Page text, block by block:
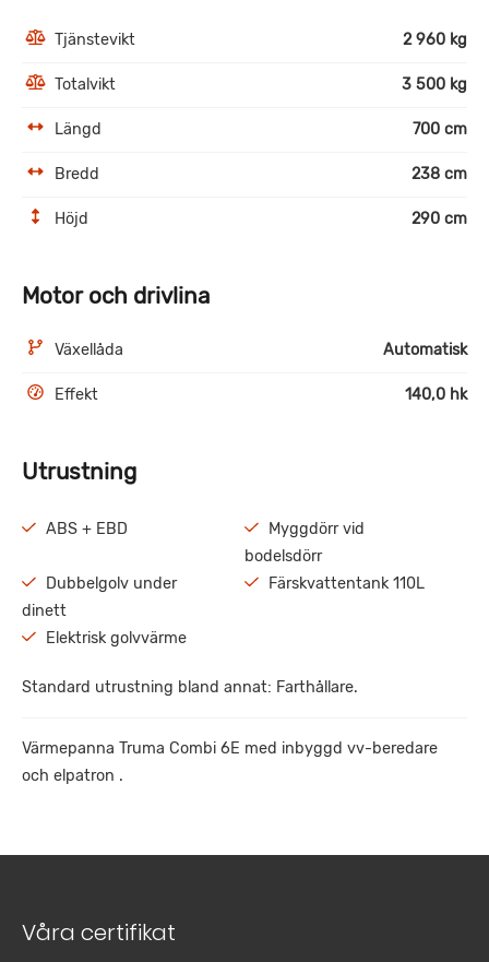
Tjänstevikt 2 960 kg
Totalvikt 3 500 kg
Längd 700 cm
Bredd 238 cm
Höjd 290 cm
Motor och drivlina
Växellåda Automatisk
Effekt 140,0 hk
Utrustning
ABS + EBD
Myggdörr vid
bodelsdörr
Dubbelgolv under
dinett
Färskvattentank 110L
Elektrisk golvvärme
Standard utrustning bland annat: Farthållare.
Värmepanna Truma Combi 6E med inbyggd vv-beredare
och elpatron .
Våra certifikat